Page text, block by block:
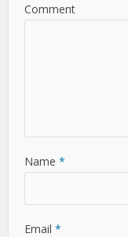
Comment
Name *
Email *